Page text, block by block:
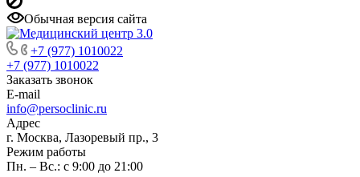
Обычная версия сайта
+7 (977) 1010022
+7 (977) 1010022
Заказать звонок
E-mail
info@persoclinic.ru
Адрес
г. Москва, Лазоревый пр., 3
Режим работы
Пн. – Вс.: с 9:00 до 21:00